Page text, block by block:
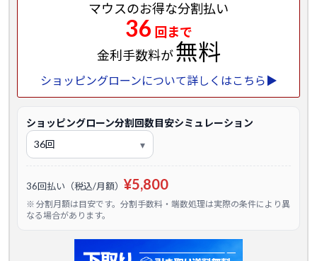
マウスのお得な分割払い
36 回まで
金利手数料が無料
ショッピングローンについて詳しくはこちら▶
ショッピングローン分割回数目安シミュレーション
36回払い（税込/月額） ¥5,800
※ 分割月額は目安です。分割手数料・端数処理は実際の条件により異
なる場合があります。